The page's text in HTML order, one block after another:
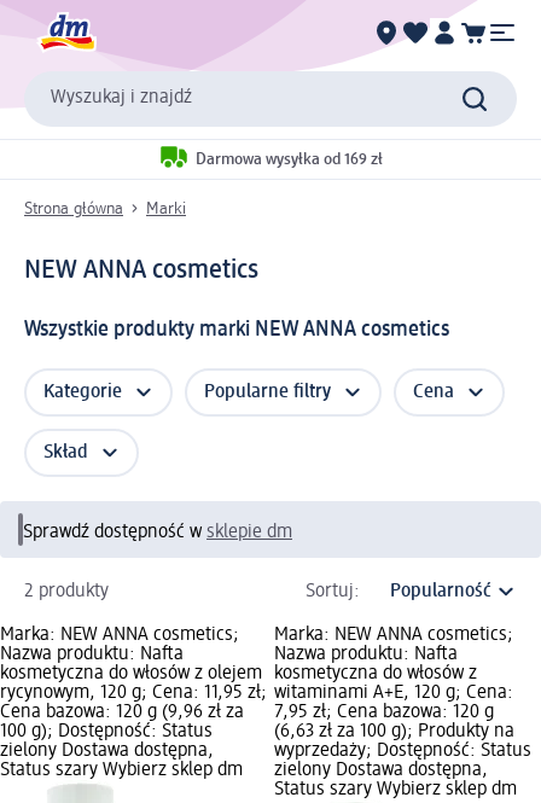
Wyszukaj i znajdź
Darmowa wysyłka od 169 zł
Strona główna Marki
NEW ANNA cosmetics
Wszystkie produkty marki NEW ANNA cosmetics
Kategorie Popularne filtry Cena
Skład
Sprawdź dostępność w sklepie dm
2 produkty Sortuj:
Marka: NEW ANNA cosmetics;
Nazwa produktu: Nafta
kosmetyczna do włosów z olejem
rycynowym, 120 g; Cena: 11,95 zł;
Cena bazowa: 120 g (9,96 zł za
100 g); Dostępność: Status
zielony Dostawa dostępna,
Status szary Wybierz sklep dm
Marka: NEW ANNA cosmetics;
Nazwa produktu: Nafta
kosmetyczna do włosów z
witaminami A+E, 120 g; Cena:
7,95 zł; Cena bazowa: 120 g
(6,63 zł za 100 g); Produkty na
wyprzedaży; Dostępność: Status
zielony Dostawa dostępna,
Status szary Wybierz sklep dm